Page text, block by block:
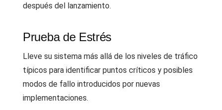
después del lanzamiento.
Prueba de Estrés
Lleve su sistema más allá de los niveles de tráfico
típicos para identificar puntos críticos y posibles
modos de fallo introducidos por nuevas
implementaciones.